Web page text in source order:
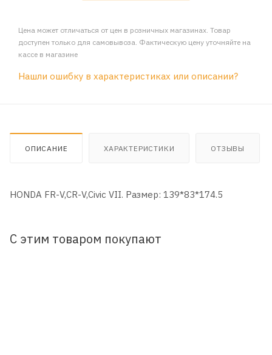
Цена может отличаться от цен в розничных магазинах. Товар
доступен только для самовывоза. Фактическую цену уточняйте на
кассе в магазине
Нашли ошибку в характеристиках или описании?
ОПИСАНИЕ ХАРАКТЕРИСТИКИ ОТЗЫВЫ
HONDA FR-V,CR-V,Civic VII. Размер: 139*83*174.5
С этим товаром покупают